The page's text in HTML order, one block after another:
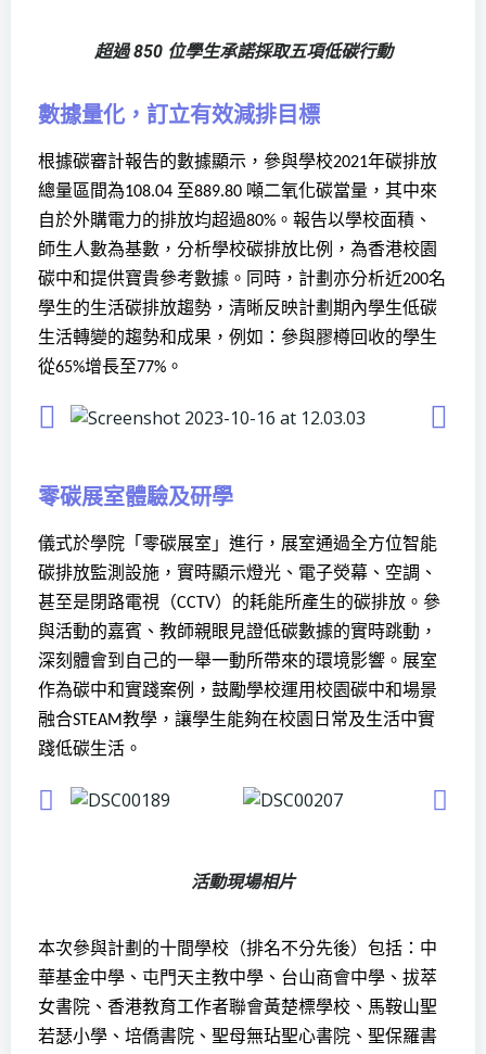
超過 850 位學生承諾採取五項低碳行動
數據量化，訂立有效減排目標
根據碳審計報告的數據顯示，參與學校2021年碳排放
總量區間為108.04 至889.80 噸二氧化碳當量，其中來
自於外購電力的排放均超過80% 。報告以學校面積、
師生人數為基數，分析學校碳排放比例，為香港校園
碳中和提供寶貴參考數據。同時，計劃亦分析近200名
學生的生活碳排放趨勢，清晰反映計劃期內學生低碳
生活轉變的趨勢和成果，例如：參與膠樽回收的學生
從65%增長至77% 。
零碳展室體驗及研學
儀式於學院「零碳展室」進行，展室通過全方位智能
碳排放監測設施，實時顯示燈光、電子熒幕、空調、
甚至是閉路電視（CCTV）的耗能所產生的碳排放。參
與活動的嘉賓、教師親眼見證低碳數據的實時跳動，
深刻體會到自己的一舉一動所帶來的環境影響。展室
作為碳中和實踐案例，鼓勵學校運用校園碳中和場景
融合STEAM教學，讓學生能夠在校園日常及生活中實
踐低碳生活。
活動現場相片
本次參與計劃的十間學校（排名不分先後）包括：中
華基金中學、屯門天主教中學、台山商會中學、拔萃
女書院、香港教育工作者聯會黃楚標學校、馬鞍山聖
若瑟小學、培僑書院、聖母無玷聖心書院、聖保羅書